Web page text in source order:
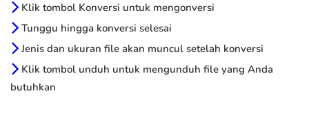
Klik tombol Konversi untuk mengonversi
Tunggu hingga konversi selesai
Jenis dan ukuran file akan muncul setelah konversi
Klik tombol unduh untuk mengunduh file yang Anda
butuhkan